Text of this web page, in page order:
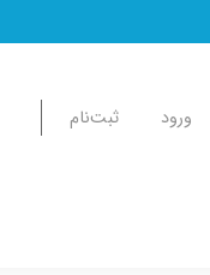
ورود ثبت‌نام